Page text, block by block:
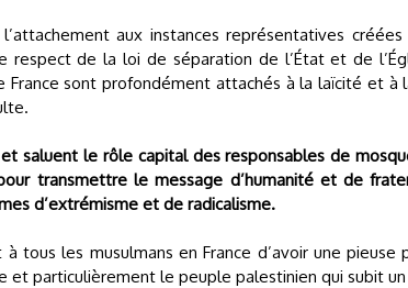
aux instances représentatives
respect de la loi de séparation de l’État et de
France sont profondément attachés à la laïcité et à
saluent le rôle capital des responsables de
transmettre le message d’humanité et de
d’extrémisme et de radicalisme.
tous les musulmans en France d’avoir une
et particulièrement le peuple palestinien qui subit